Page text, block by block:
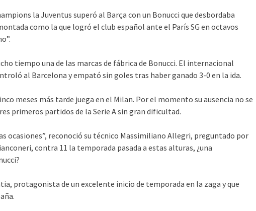
la Juventus superó al Barça con un Bonucci que desbordaba
como la que logró el club español ante el París SG en octavos
tiempo una de las marcas de fábrica de Bonucci. El internacional
al Barcelona y empató sin goles tras haber ganado 3-0 en la ida.
meses más tarde juega en el Milan. Por el momento su ausencia no se
primeros partidos de la Serie A sin gran dificultad.
ocasiones”, reconoció su técnico Massimiliano Allegri, preguntado por
contra 11 la temporada pasada a estas alturas, ¿una
protagonista de un excelente inicio de temporada en la zaga y que